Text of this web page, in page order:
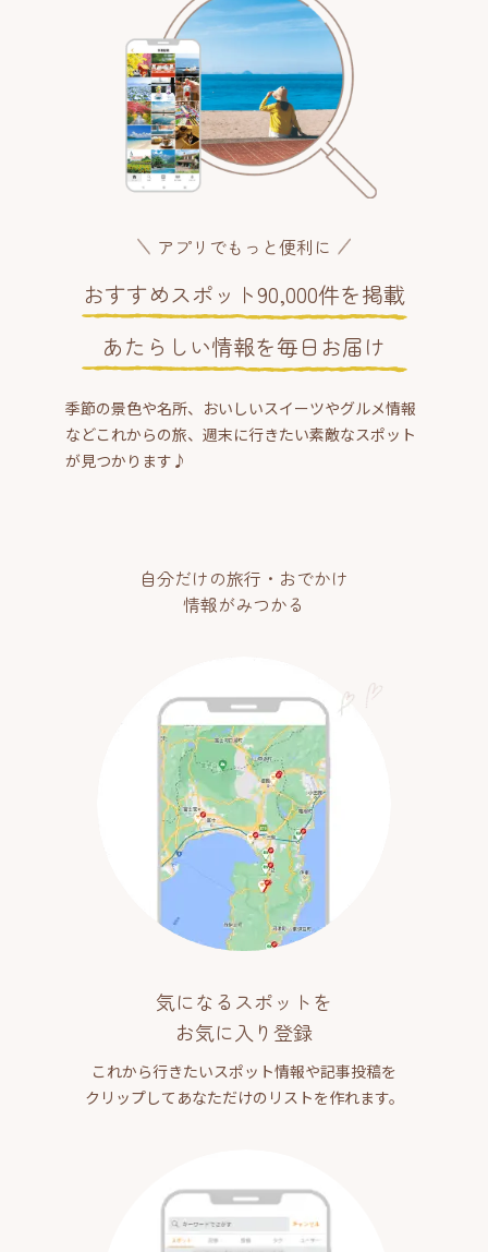
アプリでもっと便利に
おすすめスポット90,000件を掲載
あたらしい情報を毎日お届け
季節の景色や名所、おいしいスイーツやグルメ情報
などこれからの旅、週末に行きたい素敵なスポット
が見つかります♪
自分だけの旅行・おでかけ
情報がみつかる
気になるスポットを
お気に入り登録
これから行きたいスポット情報や記事投稿を
クリップしてあなただけのリストを作れます。